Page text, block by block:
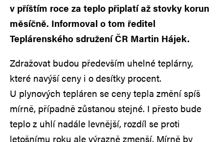
v příštím roce za teplo připlatí až stovky korun
měsíčně. Informoval o tom ředitel
Teplárenského sdružení ČR Martin Hájek.
Zdražovat budou především uhelné teplárny,
které navýší ceny i o desítky procent.
U plynových tepláren se ceny tepla změní spíš
mírně, případně zůstanou stejné. I přesto bude
teplo z uhlí nadále levnější, rozdíl se proti
letošnímu roku ale výrazně zmenší. Mírně by